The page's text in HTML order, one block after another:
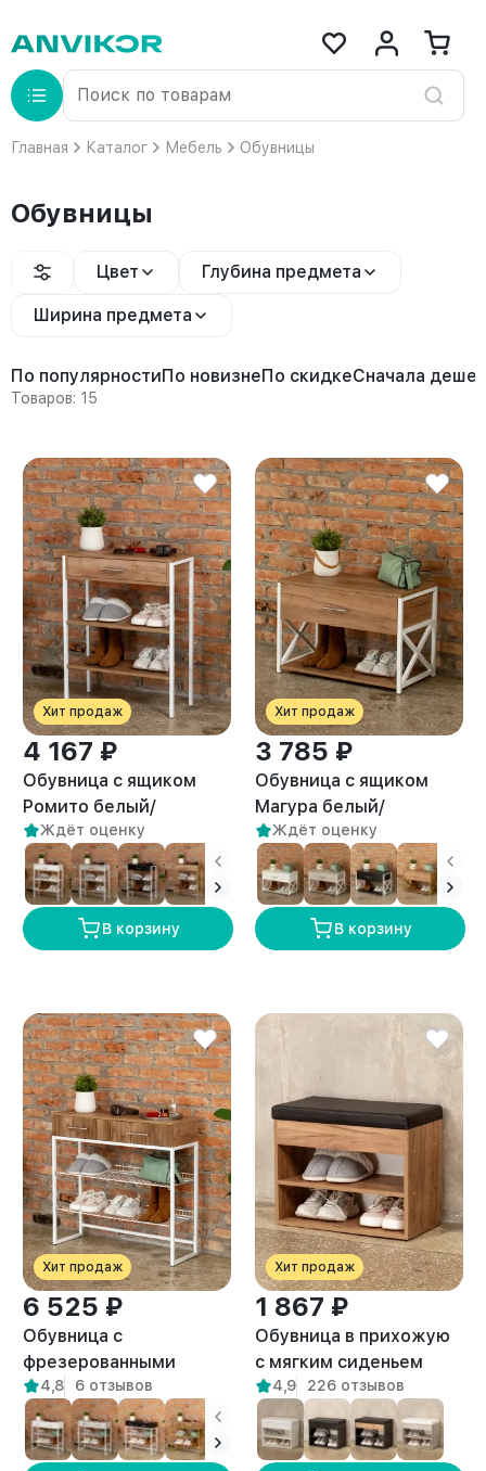
Главная Каталог Мебель Обувницы
Обувницы
Цвет Глубина предмета
Ширина предмета
По популярностиПо новизнеПо скидкеСначала
Товаров: 15
Хит продаж
4 167 ₽
Обувница с ящиком
Ромито белый/
амаретто
Ждёт оценку
В корзину
Хит продаж
3 785 ₽
Обувница с ящиком
Магура белый/
амаретто
Ждёт оценку
В корзину
Хит продаж
6 525 ₽
Обувница с
фрезерованными
фасадами Коди белый/
амаретто
4,8 6 отзывов
Хит продаж
1 867 ₽
Обувница в прихожую
с мягким сиденьем
Рона амаретто/черный
4,9 226 отзывов